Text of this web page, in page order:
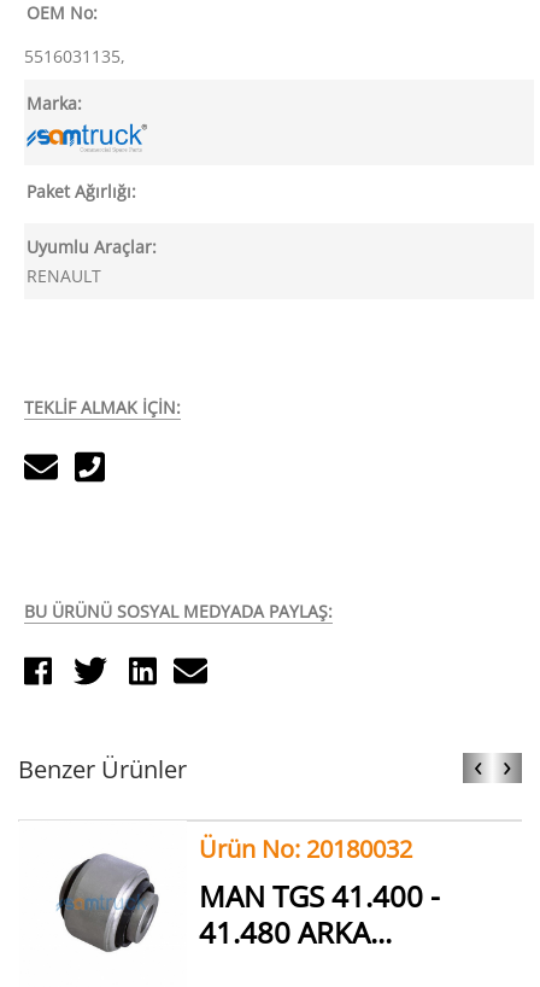
OEM No:
5516031135,
Marka:
Paket Ağırlığı:
Uyumlu Araçlar:
RENAULT
TEKLİF ALMAK İÇİN:
BU ÜRÜNÜ SOSYAL MEDYADA PAYLAŞ:
Benzer Ürünler ‹ ›
Ürün No: 20180032
MAN TGS 41.400 -
41.480 ARKA...